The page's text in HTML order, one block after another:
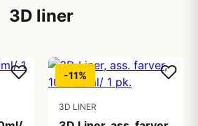
3D liner
-11%
3D LINER